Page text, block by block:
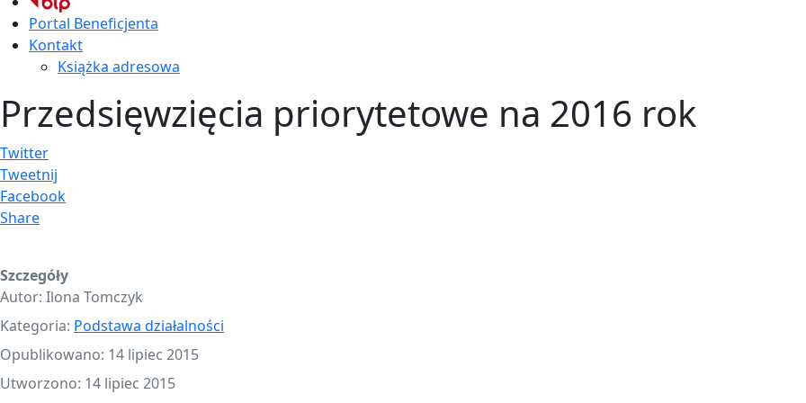
Portal Beneficjenta
Kontakt
Książka adresowa
Przedsięwzięcia priorytetowe na 2016 rok
Twitter
Tweetnij
Facebook
Share
Szczegóły
Autor: Ilona Tomczyk
Kategoria: Podstawa działalności
Opublikowano: 14 lipiec 2015
Utworzono: 14 lipiec 2015